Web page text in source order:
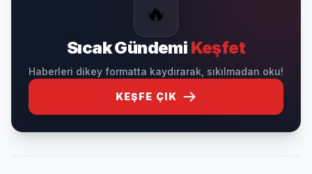
🔥
Sıcak Gündemi Keşfet
Haberleri dikey formatta kaydırarak, sıkılmadan oku!
KEŞFE ÇIK